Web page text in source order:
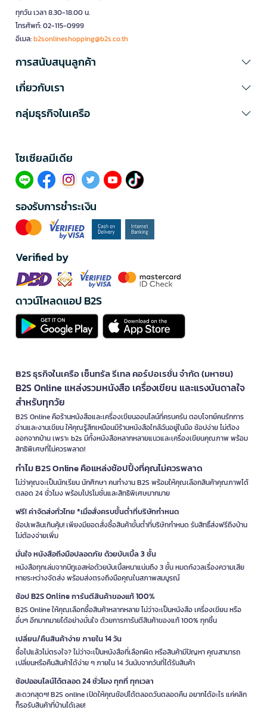
ทุกวัน เวลา 8.30-18.00 น.
โทรศัพท์: 02-115-0999
อีเมล:b2sonlineshopping@b2s.co.th
การสนับสนุนลูกค้า
เกี่ยวกับเรา
กลุ่มธุรกิจในเครือ
โซเซียลมีเดีย​
รองรับการชำระเงิน
Verified by
ดาวน์โหลดแอป B2S
B2S ธุรกิจในเครือ เซ็นทรัล รีเทล คอร์ปอเรชั่น จำกัด (มหาชน)
B2S Online แหล่งรวมหนังสือ เครื่องเขียน และแรงบันดาลใจ
สำหรับทุกวัย
B2S Online คือร้านหนังสือและเครื่องเขียนออนไลน์ที่ครบครัน ตอบโจทย์คนรักการ
อ่านและงานเขียน ให้คุณรู้สึกเหมือนมีร้านหนังสือใกล้ฉันอยู่ในมือ ช้อปง่าย ไม่ต้อง
ออกจากบ้าน เพราะ b2s มีทั้งหนังสือหลากหลายแนวและเครื่องเขียนคุณภาพ พร้อม
สิทธิพิเศษที่ไม่ควรพลาด!
ทำไม B2S Online คือแหล่งช้อปปิ้งที่คุณไม่ควรพลาด
ไม่ว่าคุณจะเป็นนักเรียน นักศึกษา คนทำงาน B2S พร้อมให้คุณเลือกสินค้าคุณภาพได้
ตลอด 24 ชั่วโมง พร้อมโปรโมชั่นและสิทธิพิเศษมากมาย
ฟรี! ค่าจัดส่งทั่วไทย *เมื่อสั่งครบขั้นต่ำที่บริษัทกำหนด
ช้อปเพลินเกินคุ้ม! เพียงมียอดสั่งซื้อสินค้าขั้นต่ำที่บริษัทกำหนด รับสิทธิ์ส่งฟรีถึงบ้าน
ไม่ต้องจ่ายเพิ่ม
มั่นใจ หนังสือถึงมือปลอดภัย ด้วยบับเบิ้ล 3 ชั้น
หนังสือทุกเล่มจากบีทูเอสห่อด้วยบับเบิ้ลหนาแน่นถึง 3 ชั้น หมดกังวลเรื่องความเสีย
หายระหว่างจัดส่ง พร้อมส่งตรงถึงมือคุณในสภาพสมบูรณ์
ช้อป B2S Online การันตีสินค้าของแท้ 100%
B2S Online ให้คุณเลือกซื้อสินค้าหลากหลาย ไม่ว่าจะเป็นหนังสือ เครื่องเขียน หรือ
อื่นๆ อีกมากมายได้อย่างมั่นใจ ด้วยการการันตีสินค้าของแท้ 100% ทุกชิ้น
เปลี่ยน/คืนสินค้าง่าย ภายใน 14 วัน
ซื้อไปแล้วไม่ตรงใจ? ไม่ว่าจะเป็นหนังสือที่เลือกผิด หรือสินค้ามีปัญหา คุณสามารถ
เปลี่ยนหรือคืนสินค้าได้ง่าย ๆ ภายใน 14 วันนับจากวันที่ได้รับสินค้า
ช้อปออนไลน์ได้ตลอด 24 ชั่วโมง ทุกที่ ทุกเวลา
สะดวกสุดๆ! B2S online เปิดให้คุณช้อปได้ตลอดวันตลอดคืน อยากได้อะไร แค่คลิก
ก็รอรับสินค้าที่บ้านได้เลย!